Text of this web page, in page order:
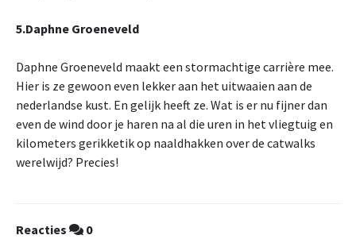
5.Daphne Groeneveld
Daphne Groeneveld maakt een stormachtige carrière mee.
Hier is ze gewoon even lekker aan het uitwaaien aan de
nederlandse kust. En gelijk heeft ze. Wat is er nu fijner dan
even de wind door je haren na al die uren in het vliegtuig en
kilometers gerikketik op naaldhakken over de catwalks
werelwijd? Precies!
Reacties 0